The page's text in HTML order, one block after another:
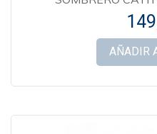
AÑADIR